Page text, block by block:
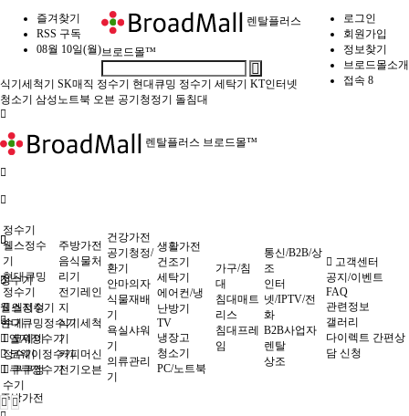
즐겨찾기
RSS 구독
08월 10일(월)
로그인
회원가입
정보찾기
브로드몰소개
접속 8
렌탈플러스
브로드몰™
식기세척기 SK매직 정수기 현대큐밍 정수기 세탁기 KT인터넷
청소기 삼성노트북 오븐 공기청정기 돌침대
렌탈플러스 브로드몰™
정수기
웰스정수기
현대큐밍정수기
엘지정수기
코웨이정수기
쿠쿠정수기
주방가전
정수기
웰스정수
기
현대큐밍
정수기
엘지정
수기
코웨이
정수기
쿠쿠정
수기
주방가전
음식물처
리기
전기레인
지
식기세척
기
커피머신
전기오븐
건강가전
공기청정/
환기
안마의자
식물재배
기
욕실샤워
기
의류관리
기
생활가전
건조기
세탁기
에어컨/냉
난방기
TV
냉장고
청소기
PC/노트북
가구/침
대
침대매트
리스
침대프레
임
통신/B2B/상
조
인터
넷/IPTV/전
화
B2B사업자
렌탈
상조
고객센터
공지/이벤트
FAQ
관련정보
갤러리
다이렉트 간편상
담 신청